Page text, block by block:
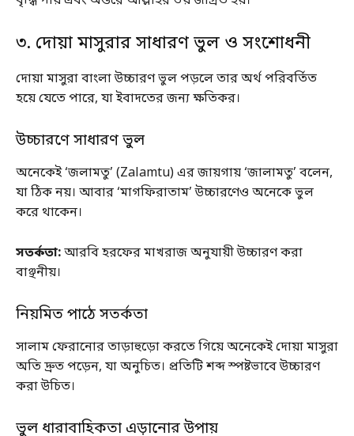
৩. দোয়া মাসুরার সাধারণ ভুল ও সংশোধনী
দোয়া মাসুরা বাংলা উচ্চারণ ভুল পড়লে তার অর্থ পরিবর্তিত
হয়ে যেতে পারে, যা ইবাদতের জন্য ক্ষতিকর।
উচ্চারণে সাধারণ ভুল
অনেকেই ‘জলামতু’ (Zalamtu) এর জায়গায় ‘জালামতু’ বলেন,
যা ঠিক নয়। আবার ‘মাগফিরাতাম’ উচ্চারণেও অনেকে ভুল
করে থাকেন।
সতর্কতা:আরবি হরফের মাখরাজ অনুযায়ী উচ্চারণ করা
বাঞ্ছনীয়।
নিয়মিত পাঠে সতর্কতা
সালাম ফেরানোর তাড়াহুড়ো করতে গিয়ে অনেকেই দোয়া মাসুরা
অতি দ্রুত পড়েন, যা অনুচিত। প্রতিটি শব্দ স্পষ্টভাবে উচ্চারণ
করা উচিত।
ভুল ধারাবাহিকতা এড়ানোর উপায়